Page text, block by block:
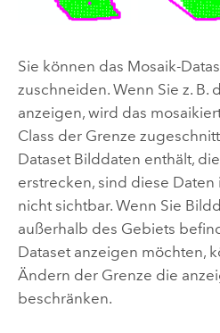
Sie können das Mosaik-
zuschneiden. Wenn Sie z. B.
anzeigen, wird das
Class der Grenze
Dataset Bilddaten enthält,
erstrecken, sind diese
nicht sichtbar. Wenn Sie
außerhalb des Gebiets
Dataset anzeigen möchten,
Ändern der Grenze die
beschränken.